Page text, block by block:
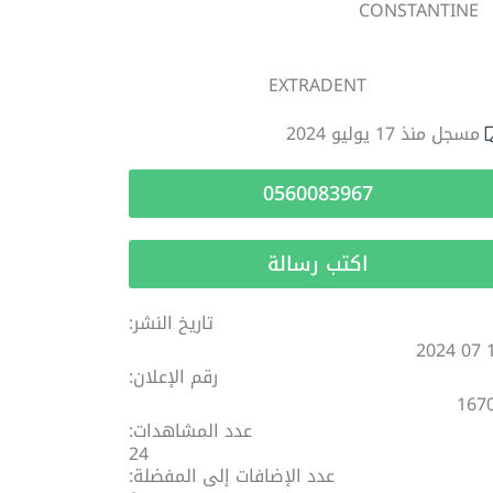
CONSTANTINE
EXTRADENT
مسجل منذ 17 يوليو 2024
0560083967
اكتب رسالة
تاريخ النشر:
رقم الإعلان:
عدد المشاهدات:
24
عدد الإضافات إلى المفضلة: